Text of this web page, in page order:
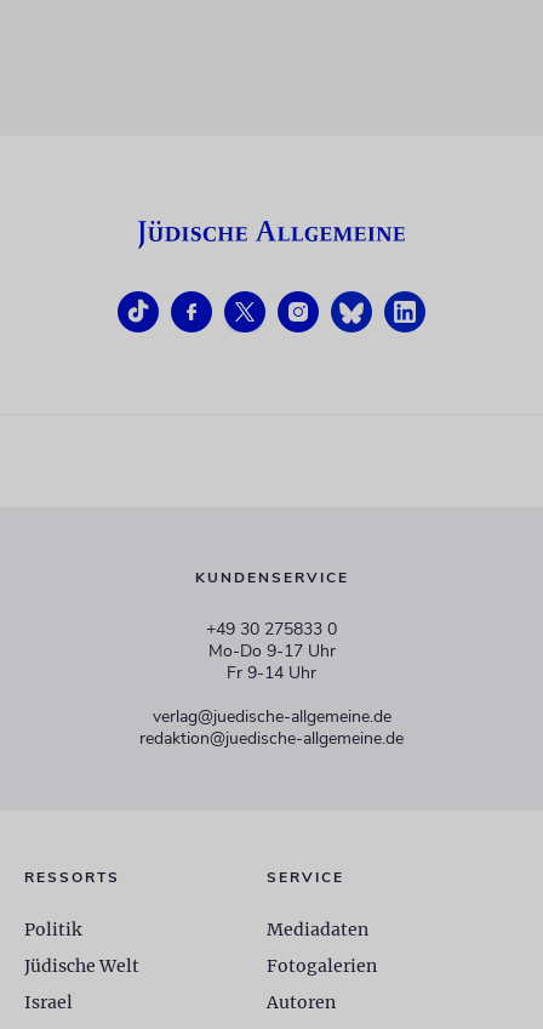
KUNDENSERVICE
+49 30 275833 0
Mo-Do 9-17 Uhr
Fr 9-14 Uhr
verlag@juedische-allgemeine.de
redaktion@juedische-allgemeine.de
RESSORTS
Politik
Jüdische Welt
Israel
SERVICE
Mediadaten
Fotogalerien
Autoren